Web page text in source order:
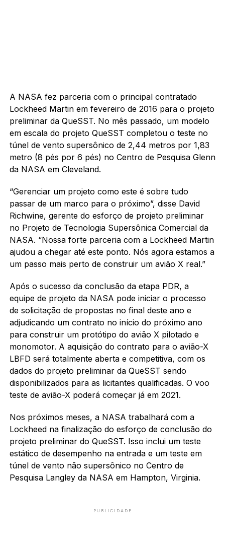
A NASA fez parceria com o principal contratado
Lockheed Martin em fevereiro de 2016 para o projeto
preliminar da QueSST. No mês passado, um modelo
em escala do projeto QueSST completou o teste no
túnel de vento supersônico de 2,44 metros por 1,83
metro (8 pés por 6 pés) no Centro de Pesquisa Glenn
da NASA em Cleveland.
“Gerenciar um projeto como este é sobre tudo
passar de um marco para o próximo”, disse David
Richwine, gerente do esforço de projeto preliminar
no Projeto de Tecnologia Supersônica Comercial da
NASA. “Nossa forte parceria com a Lockheed Martin
ajudou a chegar até este ponto. Nós agora estamos a
um passo mais perto de construir um avião X real.”
Após o sucesso da conclusão da etapa PDR, a
equipe de projeto da NASA pode iniciar o processo
de solicitação de propostas no final deste ano e
adjudicando um contrato no início do próximo ano
para construir um protótipo do avião X pilotado e
monomotor. A aquisição do contrato para o avião-X
LBFD será totalmente aberta e competitiva, com os
dados do projeto preliminar da QueSST sendo
disponibilizados para as licitantes qualificadas. O voo
teste de avião-X poderá começar já em 2021.
Nos próximos meses, a NASA trabalhará com a
Lockheed na finalização do esforço de conclusão do
projeto preliminar do QueSST. Isso inclui um teste
estático de desempenho na entrada e um teste em
túnel de vento não supersônico no Centro de
Pesquisa Langley da NASA em Hampton, Virginia.
PUBLICIDADE